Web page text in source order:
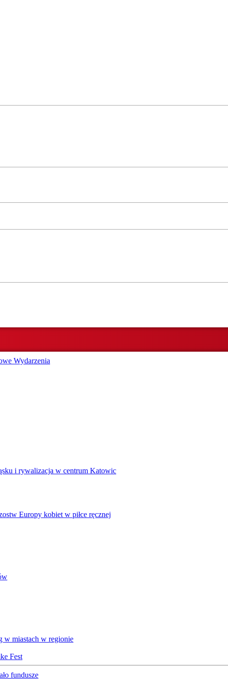
Wydarzenia
i rywalizacja w centrum Katowic
Europy kobiet w piłce ręcznej
w miastach w regionie
Fest
fundusze